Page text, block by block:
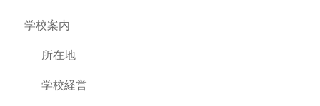
学校案内
所在地
学校経営